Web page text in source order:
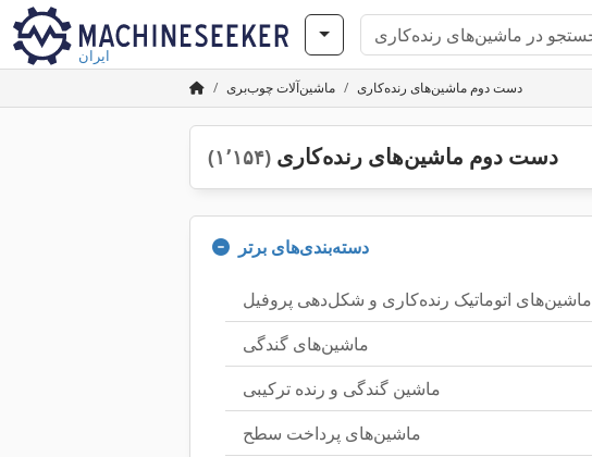
ایران
ماشین‌آلات چوب‌بری دست دوم ماشین‌های رنده‌کاری
دست دوم ماشین‌های رنده‌کاری (۱٬۱۵۴)
دسته‌بندی‌های برتر
ماشین‌های اتوماتیک رنده‌کاری و شکل‌دهی پروفیل
ماشین‌های گندگی
ماشین گندگی و رنده ترکیبی
ماشین‌های پرداخت سطح